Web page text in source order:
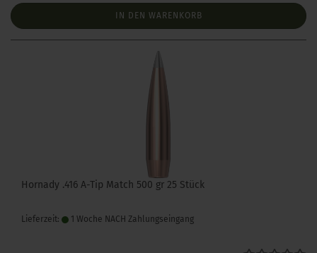
IN DEN WARENKORB
Hornady .416 A-Tip Match 500 gr 25 Stück
Lieferzeit: 1 Woche NACH Zahlungseingang